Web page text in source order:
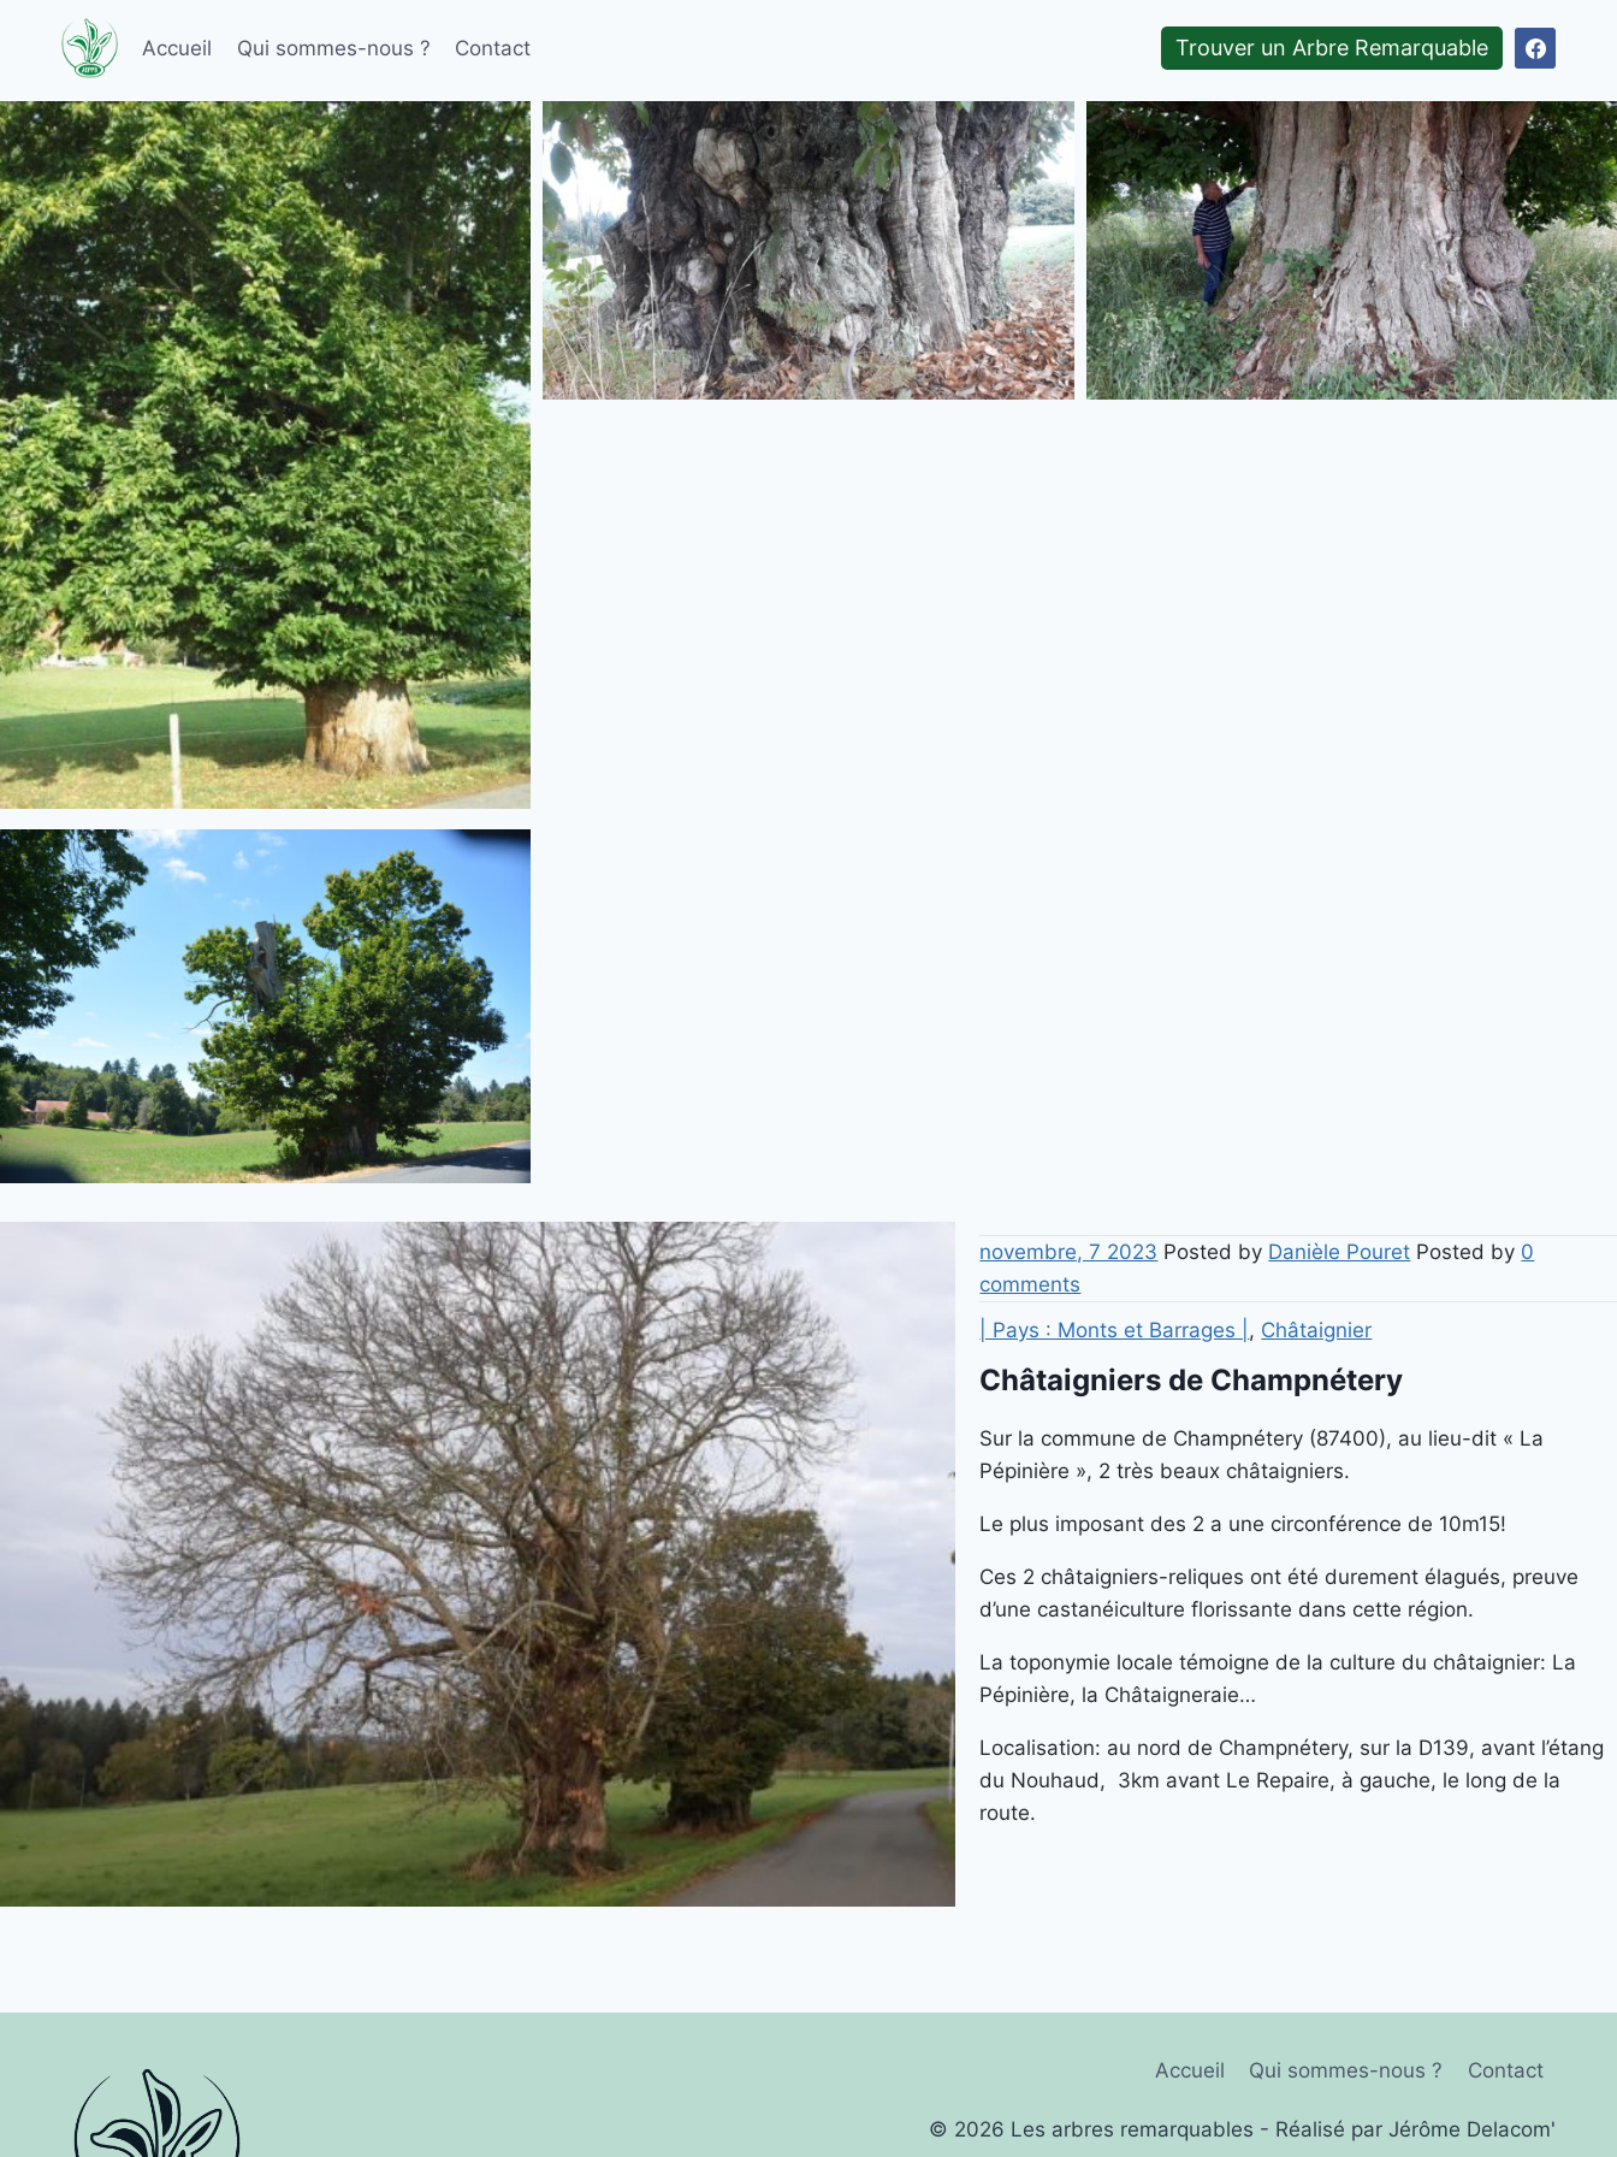
contenu
Accueil Qui sommes-nous ? Contact Trouver un Arbre Remarquable
novembre, 7 2023 Posted by Danièle Pouret Posted by 0
comments
| Pays : Monts et Barrages | , Châtaignier
Châtaigniers de Champnétery
Sur la commune de Champnétery (87400), au lieu-dit « La
Pépinière », 2 très beaux châtaigniers.
Le plus imposant des 2 a une circonférence de 10m15!
Ces 2 châtaigniers-reliques ont été durement élagués, preuve
d’une castanéiculture florissante dans cette région.
La toponymie locale témoigne de la culture du châtaignier: La
Pépinière, la Châtaigneraie…
Localisation: au nord de Champnétery, sur la D139, avant l’étang
du Nouhaud, 3km avant Le Repaire, à gauche, le long de la
route.
Accueil Qui sommes-nous ? Contact
© 2026 Les arbres remarquables - Réalisé par Jérôme Delacom'